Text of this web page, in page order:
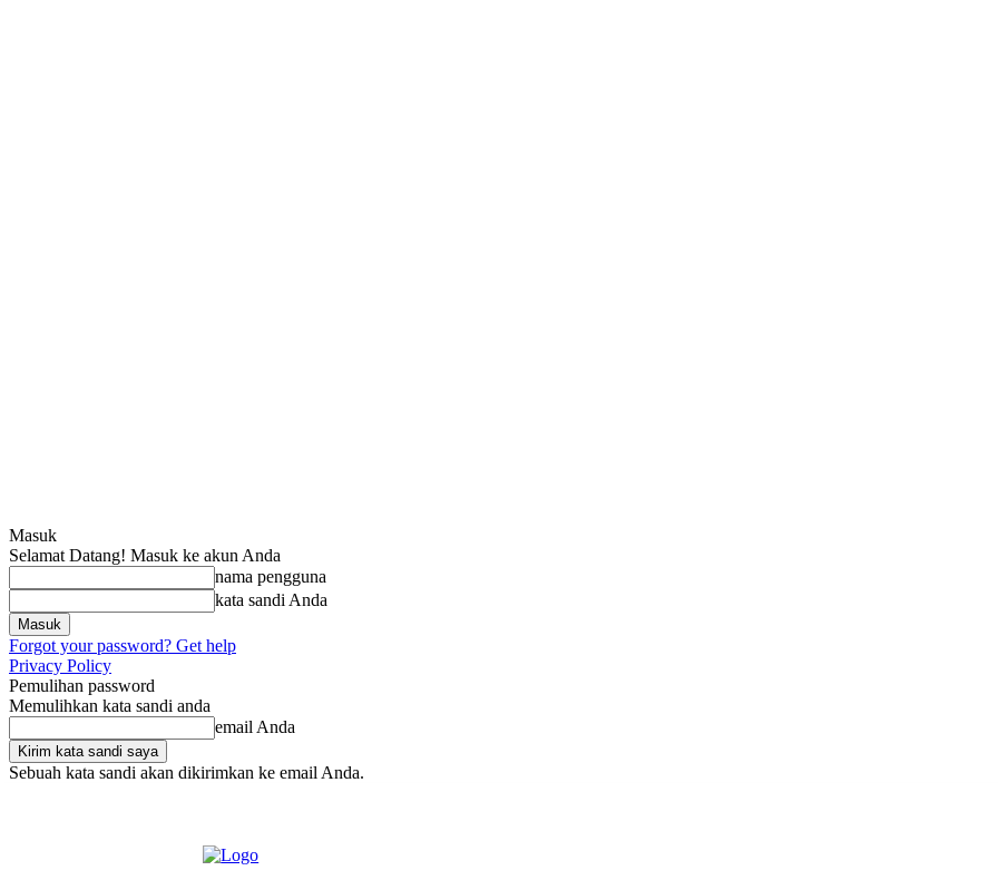
Masuk
Selamat Datang! Masuk ke akun Anda
nama pengguna
kata sandi Anda
Forgot your password? Get help
Privacy Policy
Pemulihan password
Memulihkan kata sandi anda
email Anda
Sebuah kata sandi akan dikirimkan ke email Anda.